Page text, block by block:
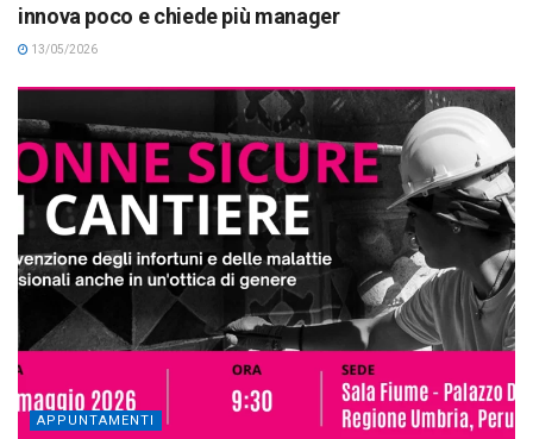
innova poco e chiede più manager
13/05/2026
APPUNTAMENTI